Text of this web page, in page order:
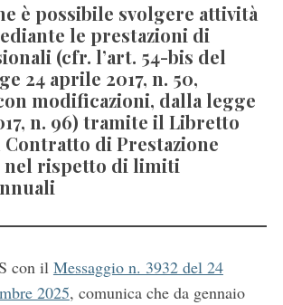
è possibile svolgere attività
le prestazioni di
(cfr. l’art. 54-bis del
24 aprile 2017, n. 50,
modificazioni, dalla legge
n. 96) tramite il Libretto
di Prestazione
nel rispetto di limiti
con il Messaggio n. 3932 del 24
2025, comunica che da gennaio